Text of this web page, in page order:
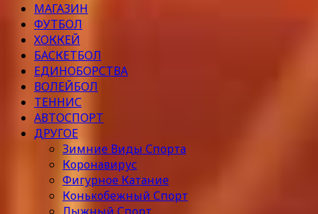
МАГАЗИН
ФУТБОЛ
ХОККЕЙ
БАСКЕТБОЛ
ЕДИНОБОРСТВА
ВОЛЕЙБОЛ
ТЕННИС
АВТОСПОРТ
ДРУГОЕ
Зимние Виды Спорта
Коронавирус
Фигурное Катание
Конькобежный Спорт